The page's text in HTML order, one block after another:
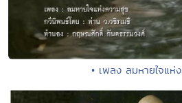
• เพลง ลมหายใจแห่